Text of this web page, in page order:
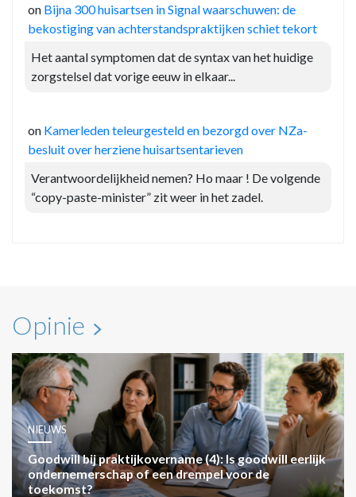
on Bijna 300 huisartsen in Signal waarschuwen: de
bekostiging van achterstandspraktijken schiet tekort
Het aantal symptomen dat de syntax van het huidige
zorgstelsel dat vorige eeuw in elkaar...
on Kamerleden teleurgesteld en bezorgd over NZa-
besluit over herziene huisartsentarieven
Verantwoordelijkheid nemen? Ho maar ! De volgende
“copy-paste-minister” zit weer in het zadel.
Opinie
NIEUWS
Goodwill bij praktijkovername (4): Is goodwill eerlijk
ondernemerschap of een drempel voor de
toekomst?